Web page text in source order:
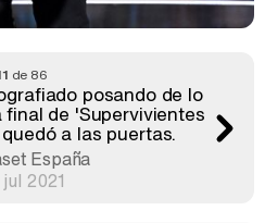
de 86
posando de lo
de 'Supervivientes
a las puertas.
España
2021